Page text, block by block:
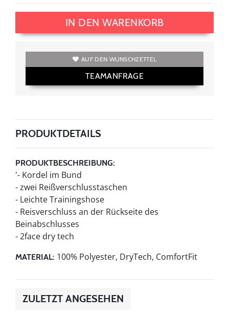
IN DEN WARENKORB
AUF DEN WUNSCHZETTEL
TEAMANFRAGE
PRODUKTDETAILS
PRODUKTBESCHREIBUNG:
'- Kordel im Bund
- zwei Reißverschlusstaschen
- Leichte Trainingshose
- Reisverschluss an der Rückseite des
Beinabschlusses
- 2face dry tech
MATERIAL: 100% Polyester, DryTech, ComfortFit
ZULETZT ANGESEHEN